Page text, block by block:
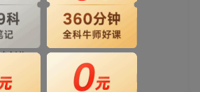
创作